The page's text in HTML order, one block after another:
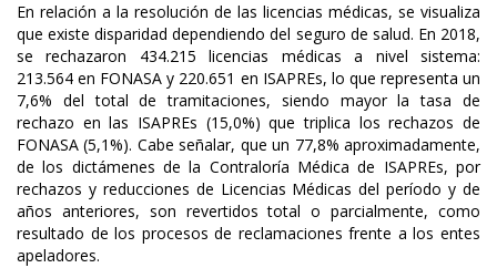
En relación a la resolución de las licencias médicas, se visualiza
que existe disparidad dependiendo del seguro de salud. En 2018,
se rechazaron 434.215 licencias médicas a nivel sistema:
213.564 en FONASA y 220.651 en ISAPREs, lo que representa un
7,6% del total de tramitaciones, siendo mayor la tasa de
rechazo en las ISAPREs (15,0%) que triplica los rechazos de
FONASA (5,1%). Cabe señalar, que un 77,8% aproximadamente,
de los dictámenes de la Contraloría Médica de ISAPREs, por
rechazos y reducciones de Licencias Médicas del período y de
años anteriores, son revertidos total o parcialmente, como
resultado de los procesos de reclamaciones frente a los entes
apeladores.